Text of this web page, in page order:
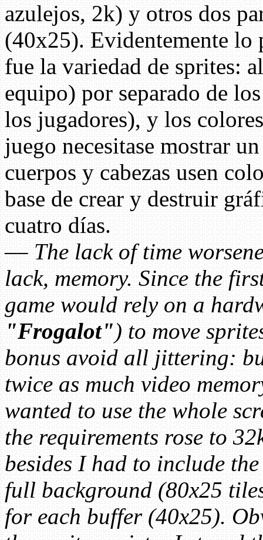
azulejos, 2k) y otros dos
(40x25). Evidentemente lo
fue la variedad de sprites:
equipo) por separado de
los jugadores), y los
juego necesitase mostrar
cuerpos y cabezas usen
base de crear y destruir
cuatro días.
–– The lack of time
lack, memory. Since the
game would rely on a
"Frogalot") to move
bonus avoid all jittering:
twice as much video
wanted to use the whole
the requirements rose to
besides I had to include
full background (80x25
for each buffer (40x25).